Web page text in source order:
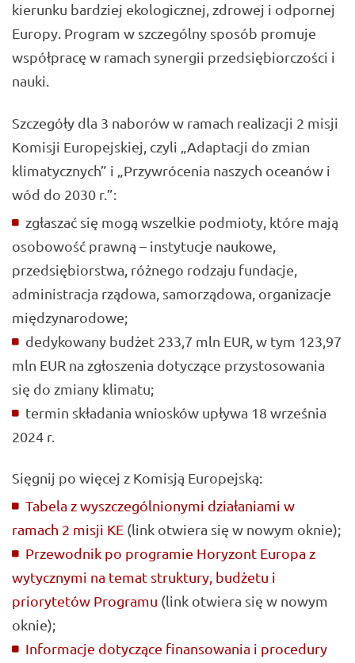
kierunku bardziej ekologicznej, zdrowej i odpornej
Europy. Program w szczególny sposób promuje
współpracę w ramach synergii przedsiębiorczości i
nauki.
Szczegóły dla 3 naborów w ramach realizacji 2 misji
Komisji Europejskiej, czyli „Adaptacji do zmian
klimatycznych” i „Przywrócenia naszych oceanów i
wód do 2030 r.”:
zgłaszać się mogą wszelkie podmioty, które mają
osobowość prawną – instytucje naukowe,
przedsiębiorstwa, różnego rodzaju fundacje,
administracja rządowa, samorządowa, organizacje
międzynarodowe;
dedykowany budżet 233,7 mln EUR, w tym 123,97
mln EUR na zgłoszenia dotyczące przystosowania
się do zmiany klimatu;
termin składania wniosków upływa 18 września
2024 r.
Sięgnij po więcej z Komisją Europejską:
Tabela z wyszczególnionymi działaniami w
ramach 2 misji KE (link otwiera się w nowym oknie);
Przewodnik po programie Horyzont Europa z
wytycznymi na temat struktury, budżetu i
priorytetów Programu (link otwiera się w nowym
oknie);
Informacje dotyczące finansowania i procedury